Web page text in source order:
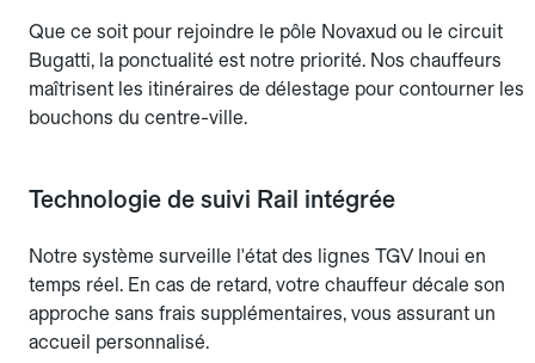
Que ce soit pour rejoindre le pôle Novaxud ou le circuit
Bugatti, la ponctualité est notre priorité. Nos chauffeurs
maîtrisent les itinéraires de délestage pour contourner les
bouchons du centre-ville.
Technologie de suivi Rail intégrée
Notre système surveille l'état des lignes TGV Inoui en
temps réel. En cas de retard, votre chauffeur décale son
approche sans frais supplémentaires, vous assurant un
accueil personnalisé.